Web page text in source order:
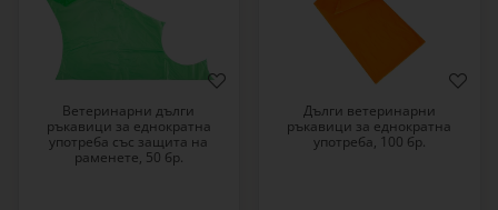
Ветеринарни дълги
ръкавици за еднократна
употреба със защита на
раменете, 50 бр.
Дълги ветеринарни
ръкавици за еднократна
употреба, 100 бр.